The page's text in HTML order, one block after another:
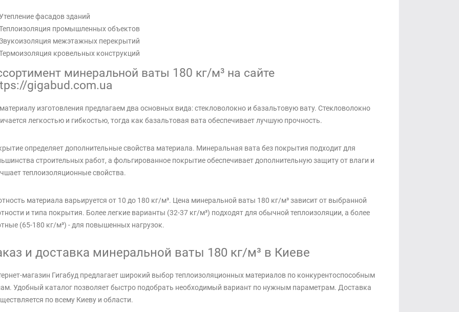
фасадов зданий
промышленных объектов
межэтажных перекрытий
кровельных конструкций
минеральной ваты 180 кг/м³ на сайте
gigabud.com.ua
изготовления предлагаем два основных вида: стекловолокно и базальтовую вату. Стекловолокно
легкостью и гибкостью, тогда как базальтовая вата обеспечивает лучшую прочность.
определяет дополнительные свойства материала. Минеральная вата без покрытия подходит для
строительных работ, а фольгированное покрытие обеспечивает дополнительную защиту от влаги и
теплоизоляционные свойства.
материала варьируется от 10 до 180 кг/м³. Цена минеральной ваты 180 кг/м³ зависит от выбранной
и типа покрытия. Более легкие варианты (32-37 кг/м³) подходят для обычной теплоизоляции, а более
(65-180 кг/м³) - для повышенных нагрузок.
и доставка минеральной ваты 180 кг/м³ в Киеве
магазин Гигабуд предлагает широкий выбор теплоизоляционных материалов по конкурентоспособным
Удобный каталог позволяет быстро подобрать необходимый вариант по нужным параметрам. Доставка
по всему Киеву и области.